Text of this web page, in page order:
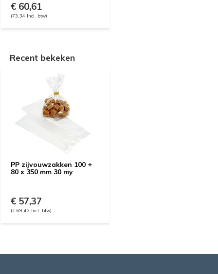
€ 60,61
(73,34 Incl. btw)
Recent bekeken
PP zijvouwzakken 100 +
80 x 350 mm 30 my
€ 57,37
(€ 69,42 Incl. btw)